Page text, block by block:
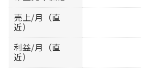
売上/月（直
近）
利益/月（直
近）